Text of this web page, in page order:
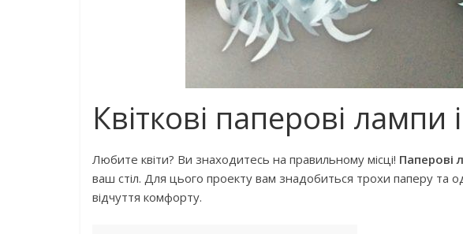
Квіткові паперові лампи
Любите квіти? Ви знаходитесь на правильному місці! Паперові
ваш стіл. Для цього проекту вам знадобиться трохи паперу та
відчуття комфорту.